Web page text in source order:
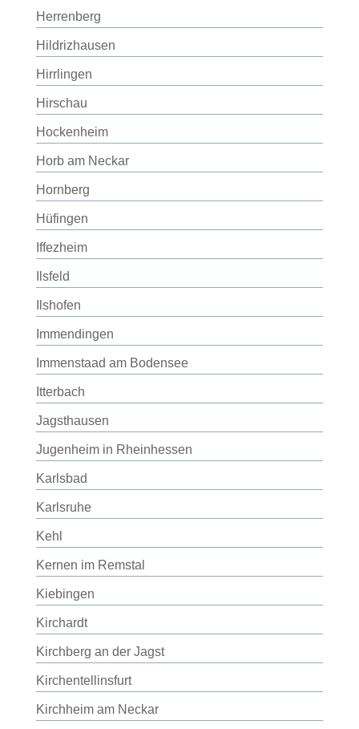
Herrenberg
Hildrizhausen
Hirrlingen
Hirschau
Hockenheim
Horb am Neckar
Hornberg
Hüfingen
Iffezheim
Ilsfeld
Ilshofen
Immendingen
Immenstaad am Bodensee
Itterbach
Jagsthausen
Jugenheim in Rheinhessen
Karlsbad
Karlsruhe
Kehl
Kernen im Remstal
Kiebingen
Kirchardt
Kirchberg an der Jagst
Kirchentellinsfurt
Kirchheim am Neckar